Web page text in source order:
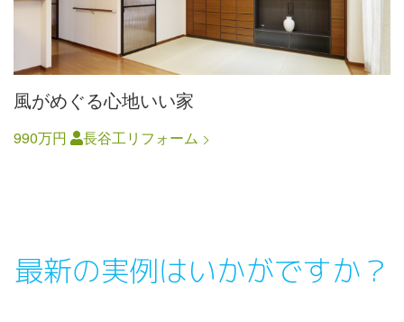
風がめぐる心地いい家
990万円 長谷工リフォーム
最新の実例はいかがですか？